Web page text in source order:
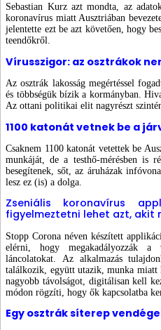
Sebastian Kurz azt mondta, az
koronavírus miatt Ausztriában
jelentette ezt be azt követően, hogy
teendőkről.
Vírusszigor: az osztrákok
Az osztrák lakosság megértéssel
és többségük bízik a kormányban.
Az ottani politikai elit nagyrészt
1100 katonát vetnek be a
Csaknem 1100 katonát vetettek be
munkáját, de a testhő-mérésben is
besegítenek, sőt, az áruházak
lesz ez (is) a dolga.
Zseniális koronavírus
figyelmeztetni lehet azt, akit
Stopp Corona néven készített
elérni, hogy megakadályozzák a
láncolatokat. Az alkalmazás
találkozik, együtt utazik, munka miatt
nagyobb távolságot, digitálisan kell
módon rögzíti, hogy ők kapcsolatba
Egy osztrák síterep